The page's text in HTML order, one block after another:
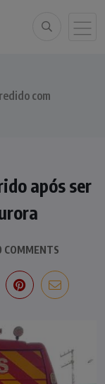
com
após ser
COMMENTS